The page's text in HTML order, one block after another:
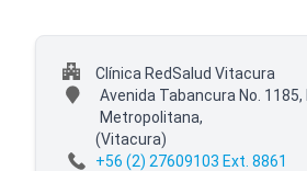
Clínica RedSalud Vitacura
Avenida Tabancura No. 1185,
Metropolitana,
(Vitacura)
+56 (2) 27609103 Ext. 8861